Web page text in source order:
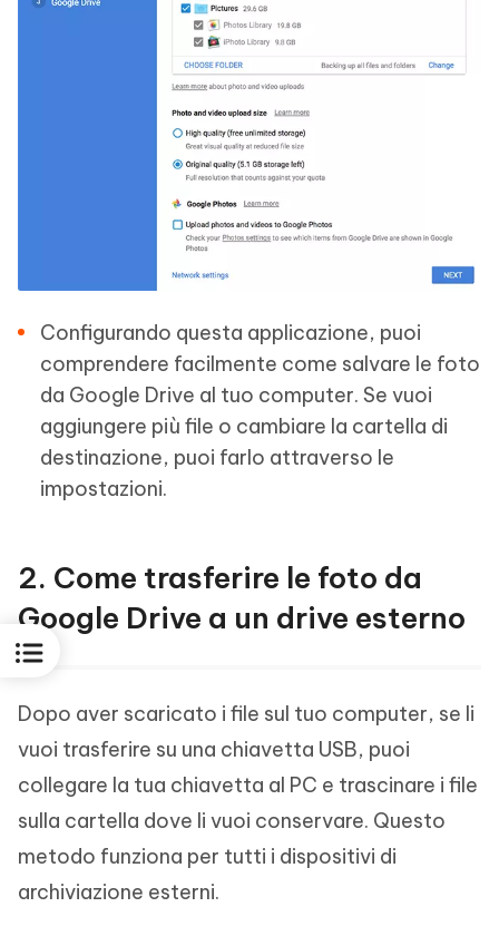
Configurando questa applicazione, puoi
comprendere facilmente come salvare le foto
da Google Drive al tuo computer. Se vuoi
aggiungere più file o cambiare la cartella di
destinazione, puoi farlo attraverso le
impostazioni.
2. Come trasferire le foto da
Google Drive a un drive esterno
Dopo aver scaricato i file sul tuo computer, se li
vuoi trasferire su una chiavetta USB, puoi
collegare la tua chiavetta al PC e trascinare i file
sulla cartella dove li vuoi conservare. Questo
metodo funziona per tutti i dispositivi di
archiviazione esterni.